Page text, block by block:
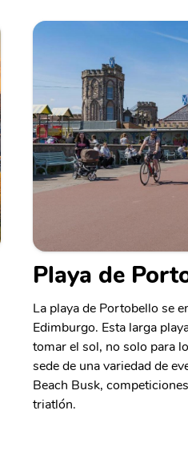
Playa de
La playa de Portobello se
Edimburgo. Esta larga
tomar el sol, no solo para
sede de una variedad de
Beach Busk,
triatlón.